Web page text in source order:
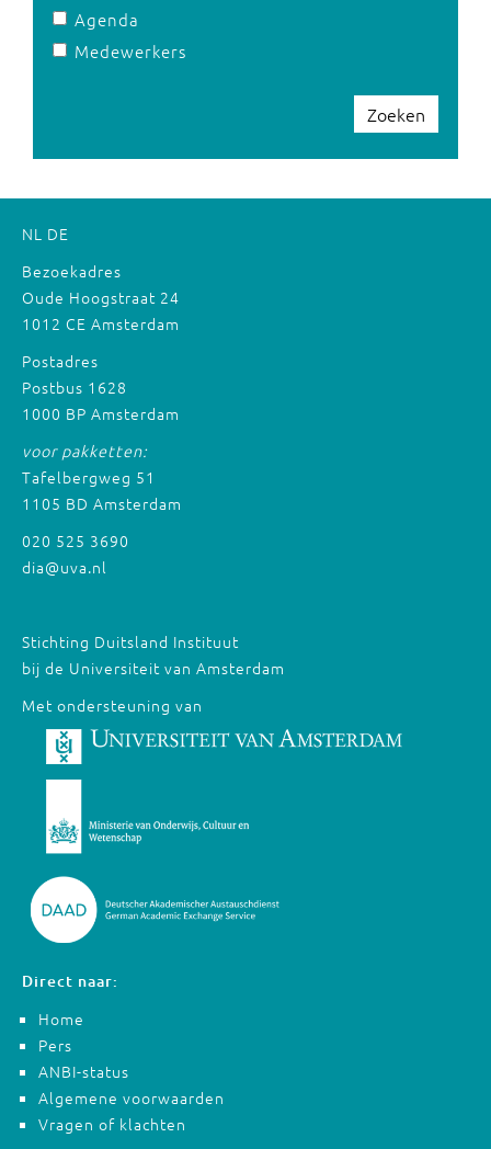
Agenda
Medewerkers
Zoeken
NL DE
Bezoekadres
Oude Hoogstraat 24
1012 CE Amsterdam
Postadres
Postbus 1628
1000 BP Amsterdam
voor pakketten:
Tafelbergweg 51
1105 BD Amsterdam
020 525 3690
dia@uva.nl
Stichting Duitsland Instituut
bij de Universiteit van Amsterdam
Met ondersteuning van
Direct naar:
Home
Pers
ANBI-status
Algemene voorwaarden
Vragen of klachten